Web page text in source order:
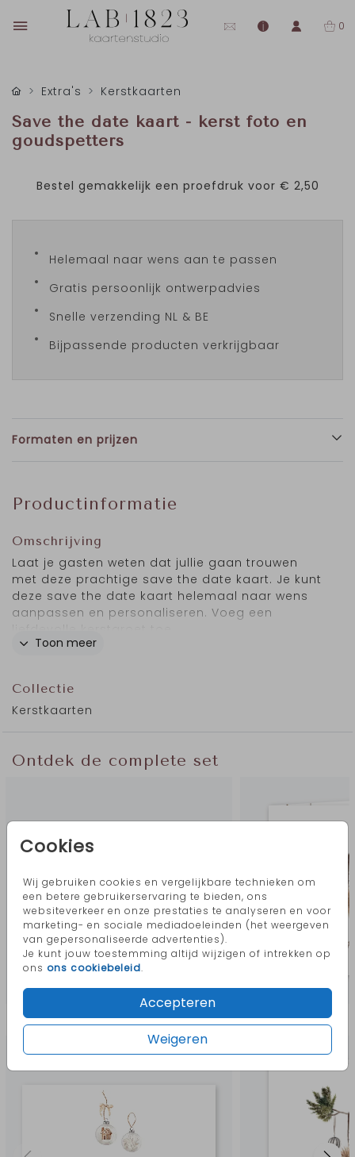
0
Cookies
Wij gebruiken cookies en vergelijkbare technieken om
een betere gebruikerservaring te bieden, ons
websiteverkeer en onze prestaties te analyseren en voor
marketing- en sociale mediadoeleinden (het weergeven
van gepersonaliseerde advertenties).
Je kunt jouw toestemming altijd wijzigen of intrekken op
ons ons cookiebeleid.
Accepteren
Weigeren
Extra's Kerstkaarten
Save the date kaart - kerst foto en
goudspetters
Bestel gemakkelijk een proefdruk voor € 2,50
Helemaal naar wens aan te passen
Gratis persoonlijk ontwerpadvies
Snelle verzending NL & BE
Bijpassende producten verkrijgbaar
Formaten en prijzen
Productinformatie
Omschrijving
Laat je gasten weten dat jullie gaan trouwen
met deze prachtige save the date kaart. Je kunt
deze save the date kaart helemaal naar wens
aanpassen en personaliseren. Voeg een
Toon meer
Collectie
Kerstkaarten
Ontdek de complete set
Meer in deze stijl